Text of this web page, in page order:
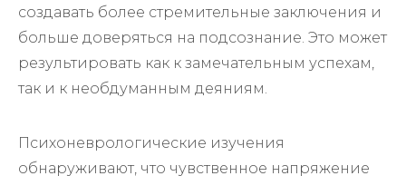
создавать более стремительные заключения и
больше доверяться на подсознание. Это может
результировать как к замечательным успехам,
так и к необдуманным деяниям.
Психоневрологические изучения
обнаруживают, что чувственное напряжение